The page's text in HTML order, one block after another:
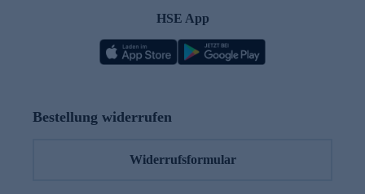
HSE App
Bestellung widerrufen
Widerrufsformular